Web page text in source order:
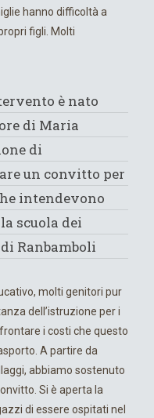
hanno difficoltà a
figli. Molti
è nato
di Maria
di
un convitto per
intendevono
scuola dei
Ranbamboli
molti genitori pur
dell’istruzione per i
i costi che questo
A partire da
abbiamo sostenuto
Si è aperta la
di essere ospitati nel